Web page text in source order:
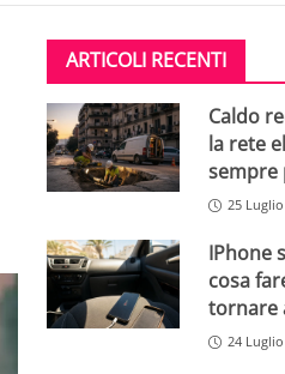
ARTICOLI RECENTI
Caldo
la rete
sempre
25
IPhone
cosa
tornare
24